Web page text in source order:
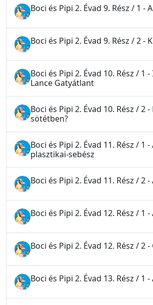
Boci és Pipi 2. Évad 9. Rész / 1 -
Boci és Pipi 2. Évad 9. Rész / 2 -
Boci és Pipi 2. Évad 10. Rész / 1
Lance Gatyátlant
Boci és Pipi 2. Évad 10. Rész / 2 -
sötétben?
Boci és Pipi 2. Évad 11. Rész / 1 -
plasztikai-sebész
Boci és Pipi 2. Évad 11. Rész / 2
Boci és Pipi 2. Évad 12. Rész / 1
Boci és Pipi 2. Évad 12. Rész / 2
Boci és Pipi 2. Évad 13. Rész / 1